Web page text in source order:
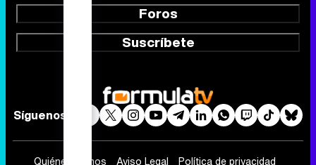
Foros
Suscríbete
Síguenos
Quiénes somos Aviso Legal Política de privacidad